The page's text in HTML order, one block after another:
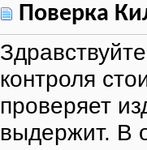
Поверка
контроля
проверяет
выдержит. В